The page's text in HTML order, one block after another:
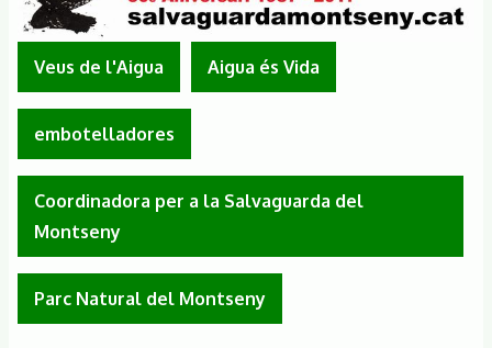
Veus de l'Aigua Aigua és Vida
embotelladores
Coordinadora per a la Salvaguarda del
Montseny
Parc Natural del Montseny